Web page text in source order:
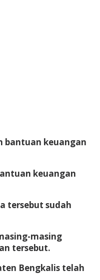
bantuan keuangan
keuangan
tersebut sudah
masing
tersebut.
Bengkalis telah